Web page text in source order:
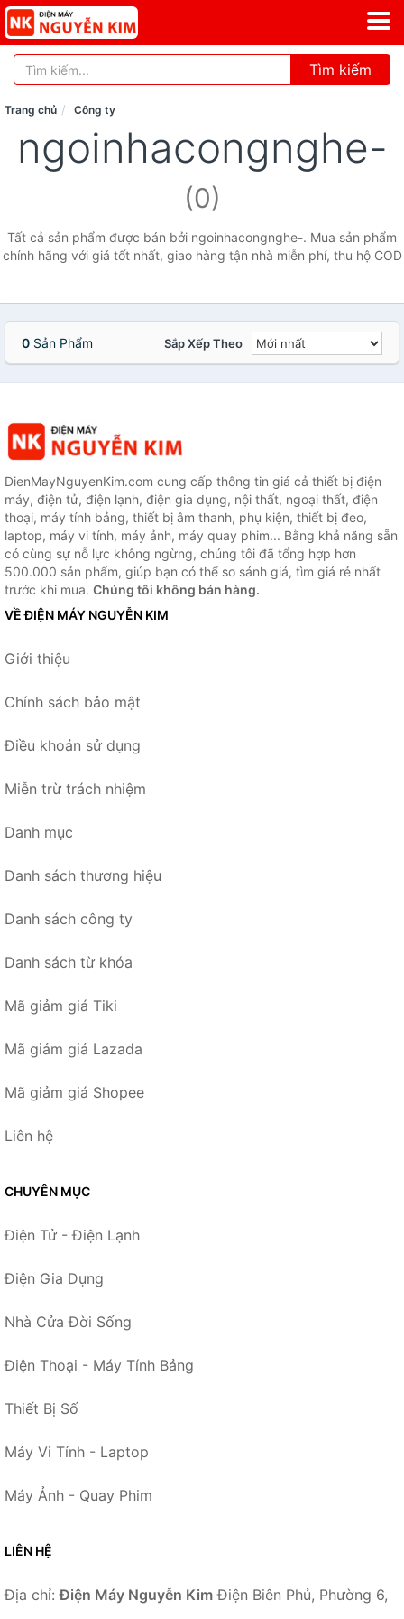
Tìm kiếm
Trang chủ Công ty
ngoinhacongnghe-
(0)
Tất cả sản phẩm được bán bởi ngoinhacongnghe-. Mua sản phẩm
chính hãng với giá tốt nhất, giao hàng tận nhà miễn phí, thu hộ COD
0 Sản Phẩm Sắp Xếp Theo
DienMayNguyenKim.com cung cấp thông tin giá cả thiết bị điện
máy, điện tử, điện lạnh, điện gia dụng, nội thất, ngoại thất, điện
thoại, máy tính bảng, thiết bị âm thanh, phụ kiện, thiết bị đeo,
laptop, máy vi tính, máy ảnh, máy quay phim... Bằng khả năng sẵn
có cùng sự nỗ lực không ngừng, chúng tôi đã tổng hợp hơn
500.000 sản phẩm, giúp bạn có thể so sánh giá, tìm giá rẻ nhất
trước khi mua. Chúng tôi không bán hàng.
VỀ ĐIỆN MÁY NGUYỄN KIM
Giới thiệu
Chính sách bảo mật
Điều khoản sử dụng
Miễn trừ trách nhiệm
Danh mục
Danh sách thương hiệu
Danh sách công ty
Danh sách từ khóa
Mã giảm giá Tiki
Mã giảm giá Lazada
Mã giảm giá Shopee
Liên hệ
CHUYÊN MỤC
Điện Tử - Điện Lạnh
Điện Gia Dụng
Nhà Cửa Đời Sống
Điện Thoại - Máy Tính Bảng
Thiết Bị Số
Máy Vi Tính - Laptop
Máy Ảnh - Quay Phim
LIÊN HỆ
Địa chỉ:Điện Máy Nguyễn Kim Điện Biên Phủ, Phường 6,